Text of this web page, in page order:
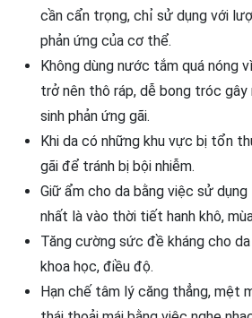
cần cẩn trọng, chỉ sử dụng với
phản ứng của cơ thể.
Không dùng nước tắm quá nóng
trở nên thô ráp, dễ bong tróc gây
sinh phản ứng gãi.
Khi da có những khu vực bị tổn
gãi để tránh bị bội nhiễm.
Giữ ẩm cho da bằng việc sử dụng
nhất là vào thời tiết hanh khô,
Tăng cường sức đề kháng cho
khoa học, điều độ.
Hạn chế tâm lý căng thẳng, mệt